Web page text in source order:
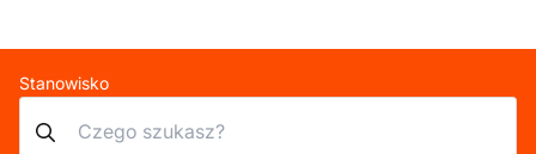
Stanowisko